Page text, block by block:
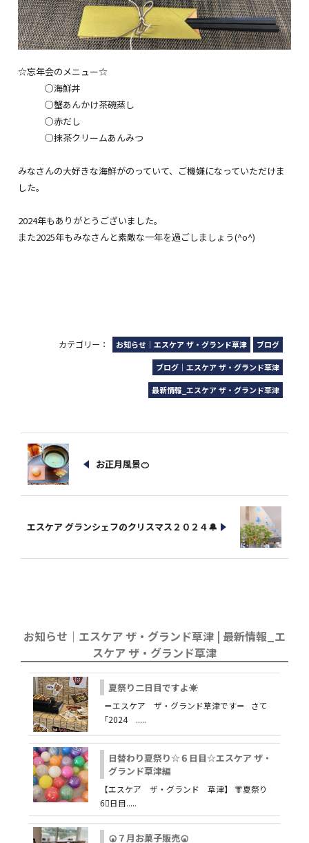
☆忘年会のメニュー☆
○海鮮丼
○蟹あんかけ茶碗蒸し
○赤だし
○抹茶クリームあんみつ
みなさんの大好きな海鮮がのっていて、ご機嫌になっていただけま
した。
2024年もありがとうございました。
また2025年もみなさんと素敵な一年を過ごしましょう(^o^)
カテゴリー： お知らせ｜エスケア ザ・グランド草津 ブログ
ブログ｜エスケア ザ・グランド草津
最新情報_エスケア ザ・グランド草津
お正月風景🍊
エスケア グランシェフのクリスマス２０２４🔔
お知らせ｜エスケア ザ・グランド草津 | 最新情報_エ
スケア ザ・グランド草津
夏祭り二日目ですよ☀
＝エスケア ザ・グランド草津です＝ さて
「2024 .....
日替わり夏祭り☆６日目☆エスケア ザ・
グランド草津編
【エスケア ザ・グランド 草津】 👘夏祭り
6⃣日目.....
🍘７月お菓子販売🍘